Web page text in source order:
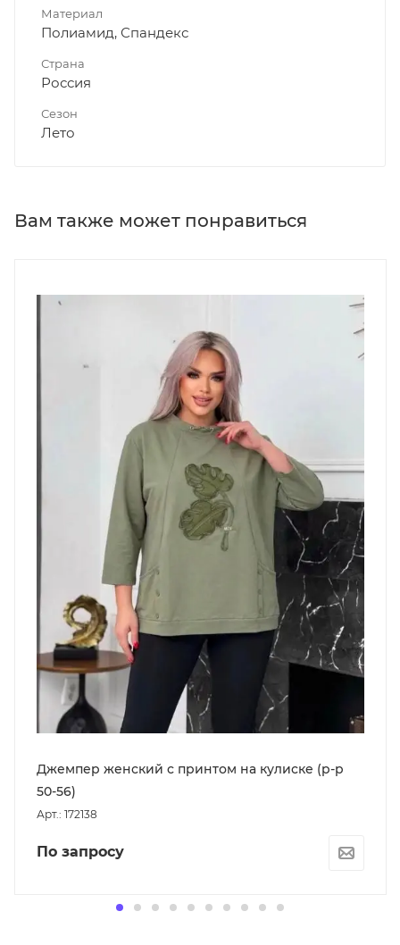
Материал
Полиамид, Спандекс
Страна
Россия
Сезон
Лето
Вам также может понравиться
Джемпер женский с принтом на кулиске (р-р
50-56)
Арт.: 172138
По запросу